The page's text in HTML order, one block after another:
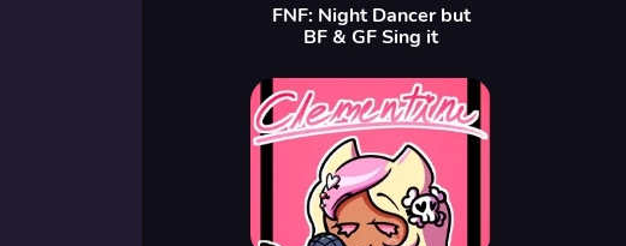
FNF: Night Dancer but
BF & GF Sing it